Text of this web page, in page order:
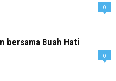
0
bersama Buah Hati
0